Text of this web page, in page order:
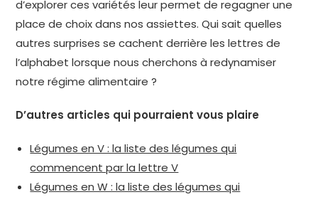
d’explorer ces variétés leur permet de regagner une
place de choix dans nos assiettes. Qui sait quelles
autres surprises se cachent derrière les lettres de
l’alphabet lorsque nous cherchons à redynamiser
notre régime alimentaire ?
D’autres articles qui pourraient vous plaire
Légumes en V : la liste des légumes qui
commencent par la lettre V
Légumes en W : la liste des légumes qui